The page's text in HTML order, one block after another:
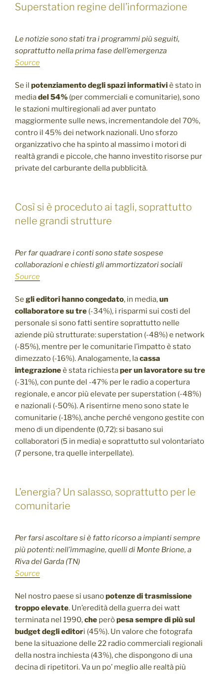
Superstation regine dell’informazione
Le notizie sono stati tra i programmi più seguiti,
soprattutto nella prima fase dell’emergenza
Source
Se il potenziamento degli spazi informativiè stato in
mediadel 54% (per commerciali e comunitarie), sono
le stazioni multiregionali ad aver puntato
maggiormente sulle news, incrementandole del 70%,
contro il 45% dei network nazionali. Uno sforzo
organizzativo che ha spinto al massimo i motori di
realtà grandi e piccole, che hanno investito risorse pur
private del carburante della pubblicità.
Così si è proceduto ai tagli, soprattutto
nelle grandi strutture
Per far quadrare i conti sono state sospese
collaborazioni e chiesti gli ammortizzatori sociali
Source
Se gli editori hanno congedato, in media,un
collaboratore su tre (-34%), i risparmi sui costi del
personale si sono fatti sentire soprattutto nelle
aziende più strutturate: superstation (-48%) e network
(-85%), mentre per le comunitarie l’impatto è stato
dimezzato (-16%). Analogamente, lacassa
integrazioneè stata richiestaper un lavoratore su tre
(-31%), con punte del -47% per le radio a copertura
regionale, e ancor più elevate per superstation (-48%)
e nazionali (-50%). A risentirne meno sono state le
comunitarie (-18%), anche perché vengono gestite con
meno di un dipendente (0,72): si basano sui
collaboratori (5 in media) e soprattutto sul volontariato
(7 persone, tra quelle interpellate).
L’energia? Un salasso, soprattutto per le
comunitarie
Per farsi ascoltare si è fatto ricorso a impianti sempre
più potenti: nell’immagine, quelli di Monte Brione, a
Riva del Garda (TN)
Source
Nel nostro paese si usanopotenze di trasmissione
troppo elevate. Un’eredità della guerra dei watt
terminata nel 1990,che peròpesa sempre di più sul
budget degli editori (45%). Un valore che fotografa
bene la situazione delle 22 radio commerciali regionali
della nostra inchiesta (43%), che dispongono di una
decina di ripetitori. Va un po’ meglio alle realtà più